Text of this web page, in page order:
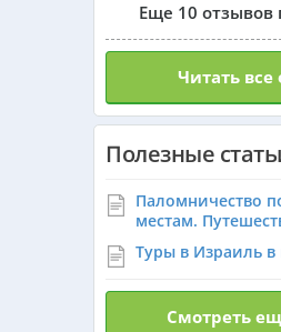
Венгрия
Еще 10 отзывов
Читать все
Полезные
Паломничество
местам.
Туры в Израиль в
Смотреть